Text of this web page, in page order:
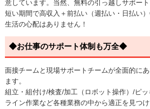
意しています。当然、無料の引っ越しサポー
短い期間で高収入＋前払い（週払い・日払い
生活の心配はありません！
◆お仕事のサポート体制も万全◆
面接チームと現場サポートチームが全面的に
ます。
組立・組付け/検査/加工（ロボット操作）/ピ
ライン作業など各種業務の中から適正を見つ